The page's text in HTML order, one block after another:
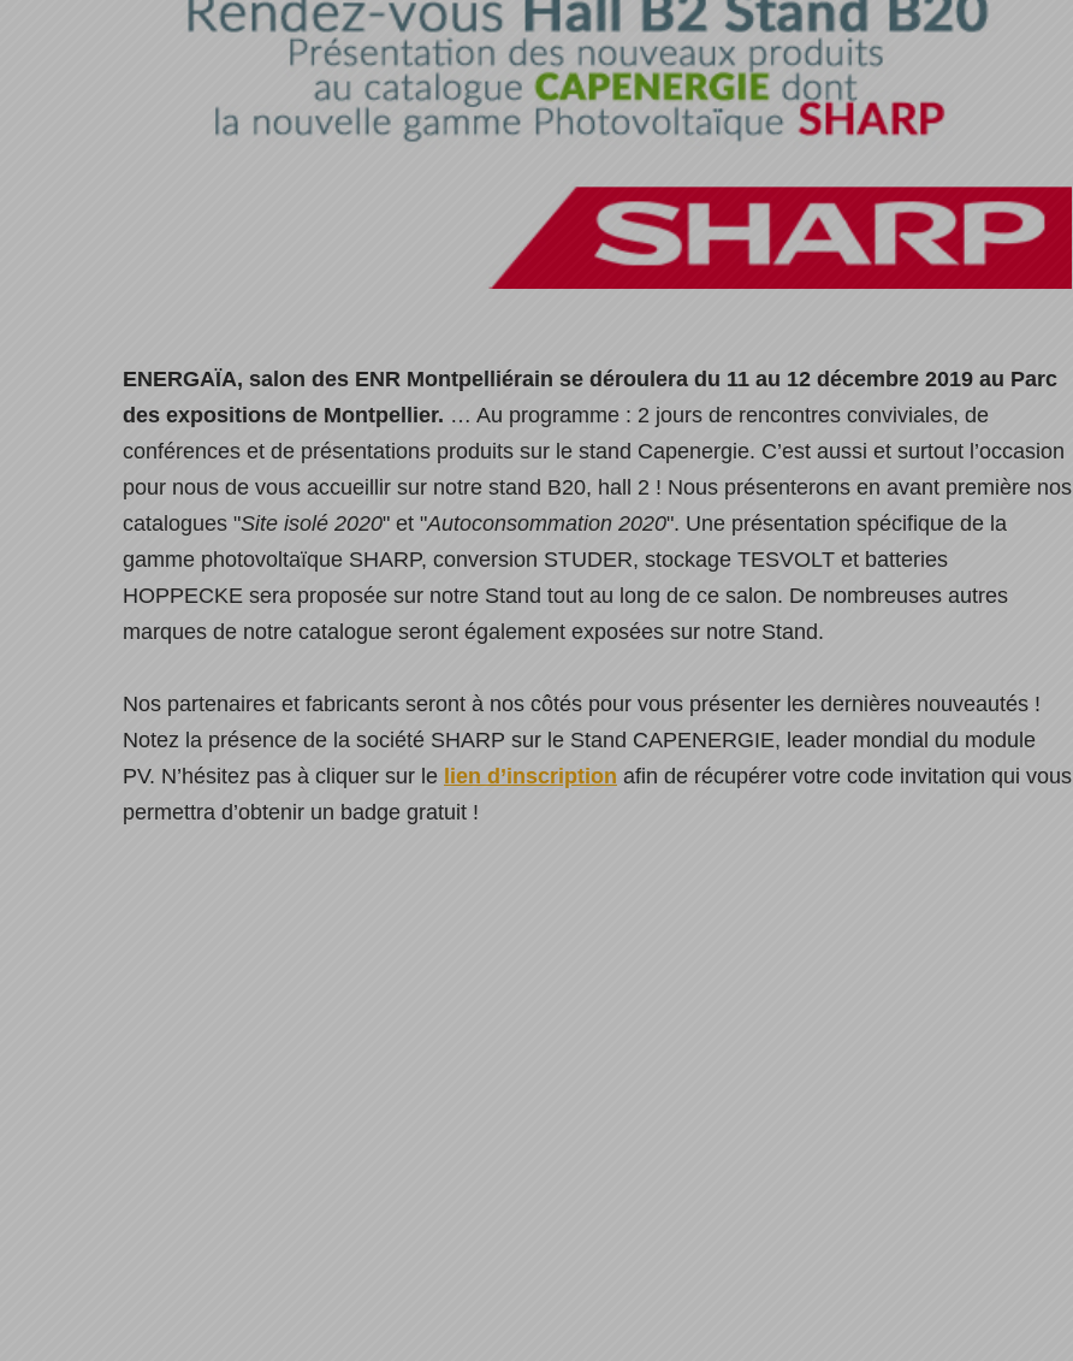
ENERGAÏA, salon des ENR Montpelliérain se déroulera du 11 au 12 décembre 2019 au Parc
des expositions de Montpellier. … Au programme : 2 jours de rencontres conviviales, de
conférences et de présentations produits sur le stand Capenergie. C’est aussi et surtout l’occasion
pour nous de vous accueillir sur notre stand B20, hall 2 ! Nous présenterons en avant première nos
catalogues "Site isolé 2020" et "Autoconsommation 2020". Une présentation spécifique de la
gamme photovoltaïque SHARP, conversion STUDER, stockage TESVOLT et batteries
HOPPECKE sera proposée sur notre Stand tout au long de ce salon. De nombreuses autres
marques de notre catalogue seront également exposées sur notre Stand.
Nos partenaires et fabricants seront à nos côtés pour vous présenter les dernières nouveautés !
Notez la présence de la société SHARP sur le Stand CAPENERGIE, leader mondial du module
PV. N’hésitez pas à cliquer sur le lien d’inscription afin de récupérer votre code invitation qui vous
permettra d’obtenir un badge gratuit !